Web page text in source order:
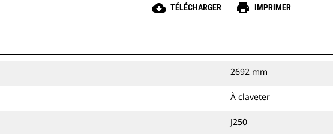
cloud_download TÉLÉCHARGER print IMPRIMER
2692 mm
À claveter
J250